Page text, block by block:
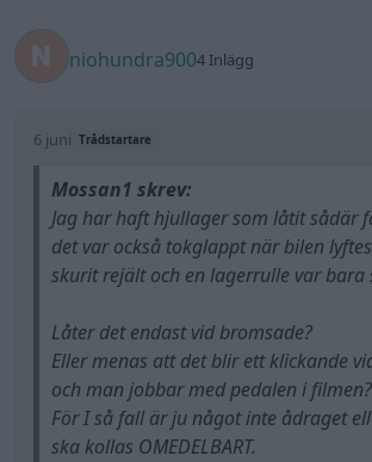
niohundra9004 Inlägg
6 juni Trådstartare
Mossan1 skrev:
Jag har haft hjullager som låtit sådär
det var också tokglappt när bilen
skurit rejält och en lagerrulle var bara
Låter det endast vid bromsade?
Eller menas att det blir ett klickande
och man jobbar med pedalen i filmen?
För I så fall är ju något inte ådraget
ska kollas OMEDELBART.